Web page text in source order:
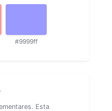
#9999ff
Esta